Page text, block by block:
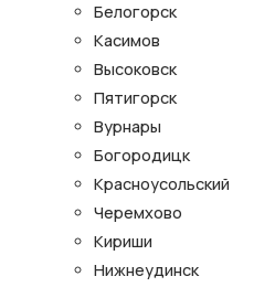
Белогорск
Касимов
Высоковск
Пятигорск
Вурнары
Богородицк
Красноусольский
Черемхово
Кириши
Нижнеудинск